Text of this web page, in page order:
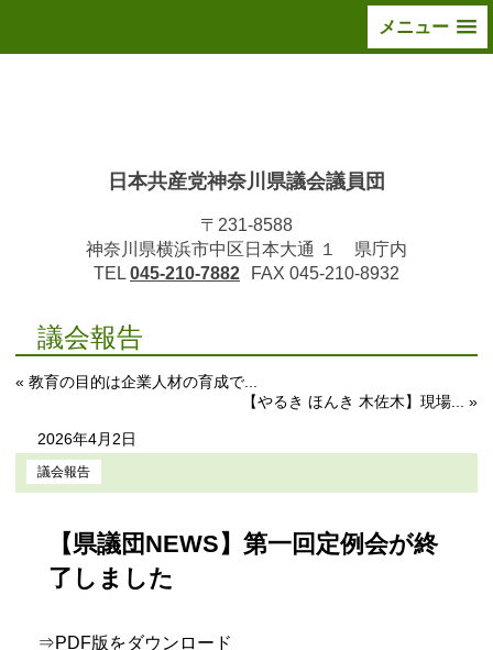
メニュー
日本共産党神奈川県議会議員団
〒231-8588
神奈川県横浜市中区日本大通 １ 県庁内
TEL045-210-7882 FAX 045-210-8932
議会報告
« 教育の目的は企業人材の育成で...
【やるき ほんき 木佐木】現場... »
2026年4月2日
議会報告
【県議団NEWS】第一回定例会が終
了しました
⇒PDF版をダウンロード